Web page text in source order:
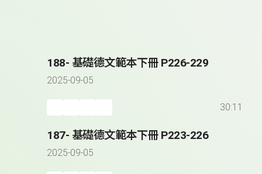
188- 基礎德文範本下冊 P226-229
2025-09-05
30:11
187- 基礎德文範本下冊 P223-226
2025-09-05